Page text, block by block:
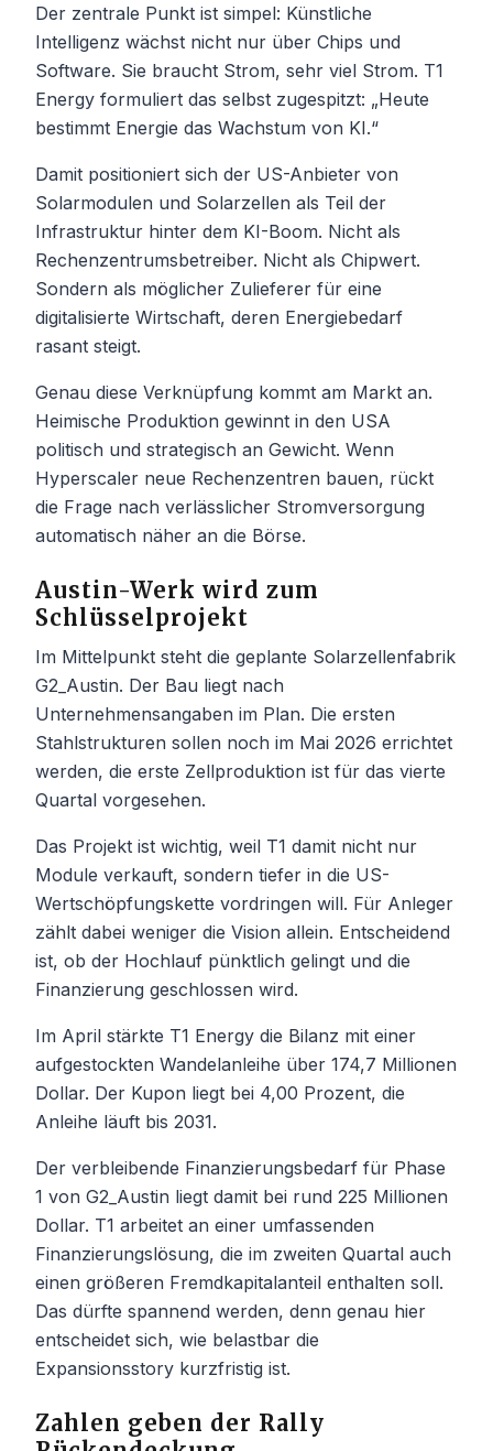
Der zentrale Punkt ist simpel: Künstliche
Intelligenz wächst nicht nur über Chips und
Software. Sie braucht Strom, sehr viel Strom. T1
Energy formuliert das selbst zugespitzt: „Heute
bestimmt Energie das Wachstum von KI.“
Damit positioniert sich der US-Anbieter von
Solarmodulen und Solarzellen als Teil der
Infrastruktur hinter dem KI-Boom. Nicht als
Rechenzentrumsbetreiber. Nicht als Chipwert.
Sondern als möglicher Zulieferer für eine
digitalisierte Wirtschaft, deren Energiebedarf
rasant steigt.
Genau diese Verknüpfung kommt am Markt an.
Heimische Produktion gewinnt in den USA
politisch und strategisch an Gewicht. Wenn
Hyperscaler neue Rechenzentren bauen, rückt
die Frage nach verlässlicher Stromversorgung
automatisch näher an die Börse.
Austin-Werk wird zum
Schlüsselprojekt
Im Mittelpunkt steht die geplante Solarzellenfabrik
G2_Austin. Der Bau liegt nach
Unternehmensangaben im Plan. Die ersten
Stahlstrukturen sollen noch im Mai 2026 errichtet
werden, die erste Zellproduktion ist für das vierte
Quartal vorgesehen.
Das Projekt ist wichtig, weil T1 damit nicht nur
Module verkauft, sondern tiefer in die US-
Wertschöpfungskette vordringen will. Für Anleger
zählt dabei weniger die Vision allein. Entscheidend
ist, ob der Hochlauf pünktlich gelingt und die
Finanzierung geschlossen wird.
Im April stärkte T1 Energy die Bilanz mit einer
aufgestockten Wandelanleihe über 174,7 Millionen
Dollar. Der Kupon liegt bei 4,00 Prozent, die
Anleihe läuft bis 2031.
Der verbleibende Finanzierungsbedarf für Phase
1 von G2_Austin liegt damit bei rund 225 Millionen
Dollar. T1 arbeitet an einer umfassenden
Finanzierungslösung, die im zweiten Quartal auch
einen größeren Fremdkapitalanteil enthalten soll.
Das dürfte spannend werden, denn genau hier
entscheidet sich, wie belastbar die
Expansionsstory kurzfristig ist.
Zahlen geben der Rally